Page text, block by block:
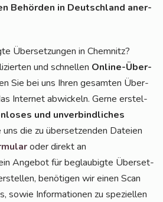
Behör­den in Deutsch­land aner­
Über­set­zun­gen in Chemnitz?
und schnel­len Online-Über­
Sie bei uns Ihren gesam­ten Über­
Inter­net abwi­ckeln. Ger­ne erstel­
und unver­bind­li­ches
uns die zu über­set­zen­den Datei­en
oder direkt an
Ange­bot für beglau­big­te Über­set­
benö­ti­gen wir einen Scan
sowie Infor­ma­tio­nen zu spe­zi­el­len